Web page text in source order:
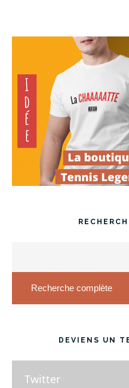
Recherche complète
DEVIENS UN
Twitter